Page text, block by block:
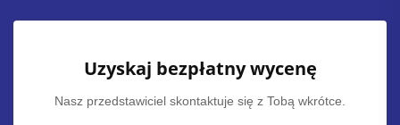
Uzyskaj bezpłatny wycenę
Nasz przedstawiciel skontaktuje się z Tobą wkrótce.